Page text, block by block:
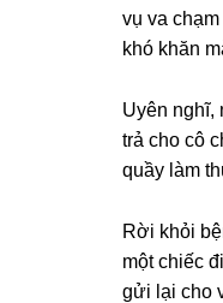
vụ va
khó khăn
Uyên nghĩ,
trả cho cô
quầy làm
Rời khỏi
một chiếc
ɡửi lại cho